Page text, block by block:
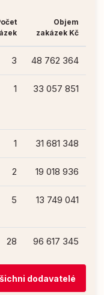
Objem
zakázek Kč
3 48 762 364
1 33 057 851
1 31 681 348
2 19 018 936
5 13 749 041
28 96 617 345
dodavatelé